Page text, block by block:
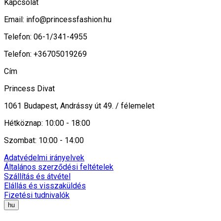
Kapcsolat
Email: info@princessfashion.hu
Telefon: 06-1/341-4955
Telefon: +36705019269
Cím
Princess Divat
1061 Budapest, Andrássy út 49. / félemelet
Hétköznap: 10:00 - 18:00
Szombat: 10:00 - 14:00
Adatvédelmi irányelvek
Általános szerződési feltételek
Szállítás és átvétel
Elállás és visszaküldés
Fizetési tudnivalók
hu